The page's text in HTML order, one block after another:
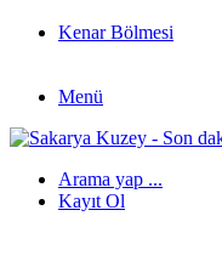
Kenar Bölmesi
Menü
Arama yap ...
Kayıt Ol